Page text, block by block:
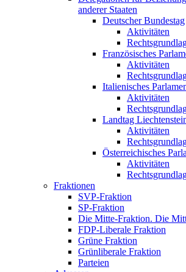
anderer Staaten
Deutscher Bundestag
Aktivitäten
Französisches
Aktivitäten
Italienisches
Aktivitäten
Landtag
Aktivitäten
Österreichisches
Aktivitäten
Fraktionen
SVP-Fraktion
SP-Fraktion
Die Mitte-Fraktion. Die
FDP-Liberale Fraktion
Grüne Fraktion
Grünliberale Fraktion
Parteien